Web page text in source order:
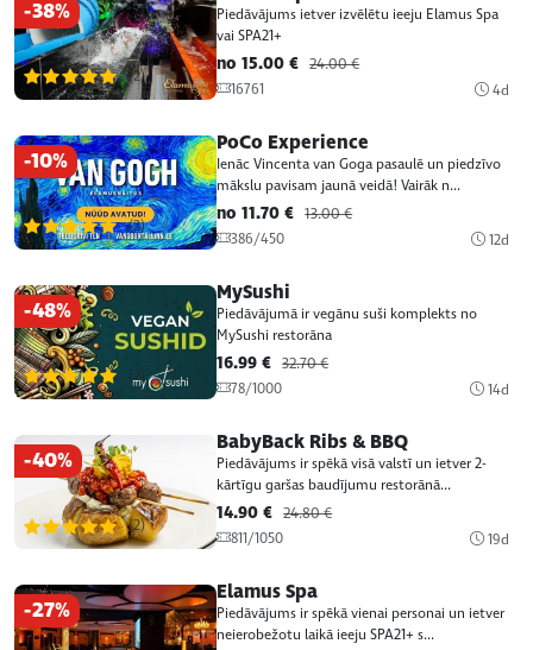
-38%
(2)
Piedāvājums ietver izvēlētu ieeju Elamus Spa
vai SPA21+
no 15.00 € 24.00 €
16761
4d
-10%
(2)
PoCo Experience
Ienāc Vincenta van Goga pasaulē un piedzīvo
mākslu pavisam jaunā veidā! Vairāk n...
no 11.70 € 13.00 €
386/450
12d
-48%
(2)
MySushi
Piedāvājumā ir vegānu suši komplekts no
MySushi restorāna
16.99 € 32.70 €
78/1000
14d
-40%
(2)
BabyBack Ribs & BBQ
Piedāvājums ir spēkā visā valstī un ietver 2-
kārtīgu garšas baudījumu restorānā...
14.90 € 24.80 €
811/1050
19d
-27%
Elamus Spa
Piedāvājums ir spēkā vienai personai un ietver
neierobežotu laikā ieeju SPA21+ s...